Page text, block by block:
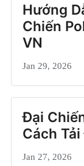
Hướng
Chiến
VN
Jan 29, 2026
Đại
Cách
Jan 27, 2026